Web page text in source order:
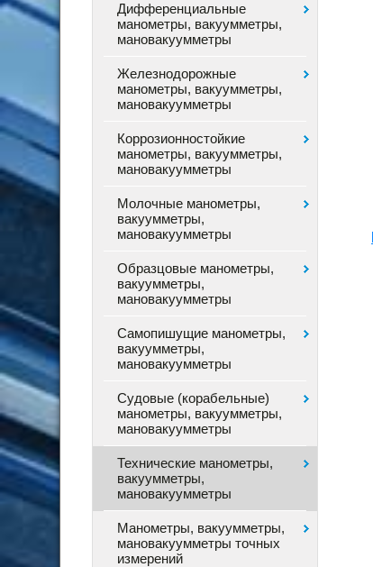
Дифференциальные
манометры, вакуумметры,
мановакуумметры
Железнодорожные
манометры, вакуумметры,
мановакуумметры
Коррозионностойкие
манометры, вакуумметры,
мановакуумметры
Молочные манометры,
вакуумметры,
мановакуумметры
Образцовые манометры,
вакуумметры,
мановакуумметры
Самопишущие манометры,
вакуумметры,
мановакуумметры
Судовые (корабельные)
манометры, вакуумметры,
мановакуумметры
Технические манометры,
вакуумметры,
мановакуумметры
Манометры, вакуумметры,
мановакуумметры точных
измерений